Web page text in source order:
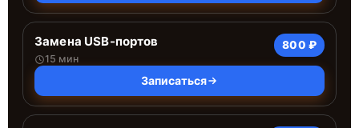
Замена USB-портов
15 мин
800 ₽
Записаться